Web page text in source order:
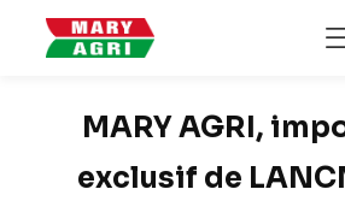
MARY AGRI,
exclusif de